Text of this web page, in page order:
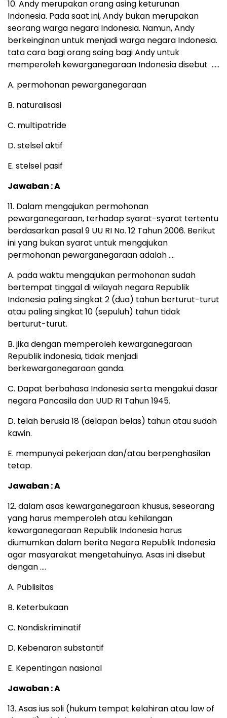
10. Andy merupakan orang asing keturunan
Indonesia. Pada saat ini, Andy bukan merupakan
seorang warga negara Indonesia. Namun, Andy
berkeinginan untuk menjadi warga negara Indonesia.
tata cara bagi orang saing bagi Andy untuk
memperoleh kewarganegaraan Indonesia disebut …..
A. permohonan pewarganegaraan
B. naturalisasi
C. multipatride
D. stelsel aktif
E. stelsel pasif
Jawaban : A
11. Dalam mengajukan permohonan
pewarganegaraan, terhadap syarat-syarat tertentu
berdasarkan pasal 9 UU RI No. 12 Tahun 2006. Berikut
ini yang bukan syarat untuk mengajukan
permohonan pewarganegaraan adalah ….
A. pada waktu mengajukan permohonan sudah
bertempat tinggal di wilayah negara Republik
Indonesia paling singkat 2 (dua) tahun berturut-turut
atau paling singkat 10 (sepuluh) tahun tidak
berturut-turut.
B. jika dengan memperoleh kewarganegaraan
Republik indonesia, tidak menjadi
berkewarganegaraan ganda.
C. Dapat berbahasa Indonesia serta mengakui dasar
negara Pancasila dan UUD RI Tahun 1945.
D. telah berusia 18 (delapan belas) tahun atau sudah
kawin.
E. mempunyai pekerjaan dan/atau berpenghasilan
tetap.
Jawaban : A
12. dalam asas kewarganegaraan khusus, seseorang
yang harus memperoleh atau kehilangan
kewarganegaraan Republik Indonesia harus
diumumkan dalam berita Negara Republik Indonesia
agar masyarakat mengetahuinya. Asas ini disebut
dengan ….
A. Publisitas
B. Keterbukaan
C. Nondiskriminatif
D. Kebenaran substantif
E. Kepentingan nasional
Jawaban : A
13. Asas ius soli (hukum tempat kelahiran atau law of